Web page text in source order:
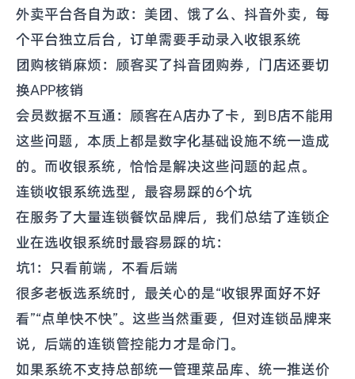
外卖平台各自为政：美团、饿了么、抖音外卖，每
个平台独立后台，订单需要手动录入收银系统
团购核销麻烦：顾客买了抖音团购券，门店还要切
换APP核销
会员数据不互通：顾客在A店办了卡，到B店不能用
这些问题，本质上都是数字化基础设施不统一造成
的。而收银系统，恰恰是解决这些问题的起点。
连锁收银系统选型，最容易踩的6个坑
在服务了大量连锁餐饮品牌后，我们总结了连锁企
业在选收银系统时最容易踩的坑：
坑1：只看前端，不看后端
很多老板选系统时，最关心的是“收银界面好不好
看”“点单快不快”。这些当然重要，但对连锁品牌来
说，后端的连锁管控能力才是命门。
如果系统不支持总部统一管理菜品库、统一推送价